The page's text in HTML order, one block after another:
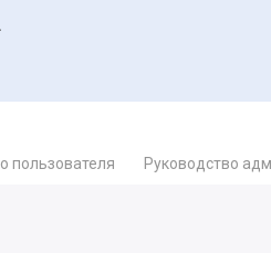
пользователя Руководство